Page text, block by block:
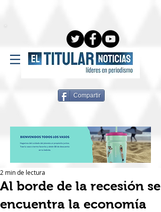
Compartir
Al borde de la recesión se
encuentra la economía
2 min de lectura